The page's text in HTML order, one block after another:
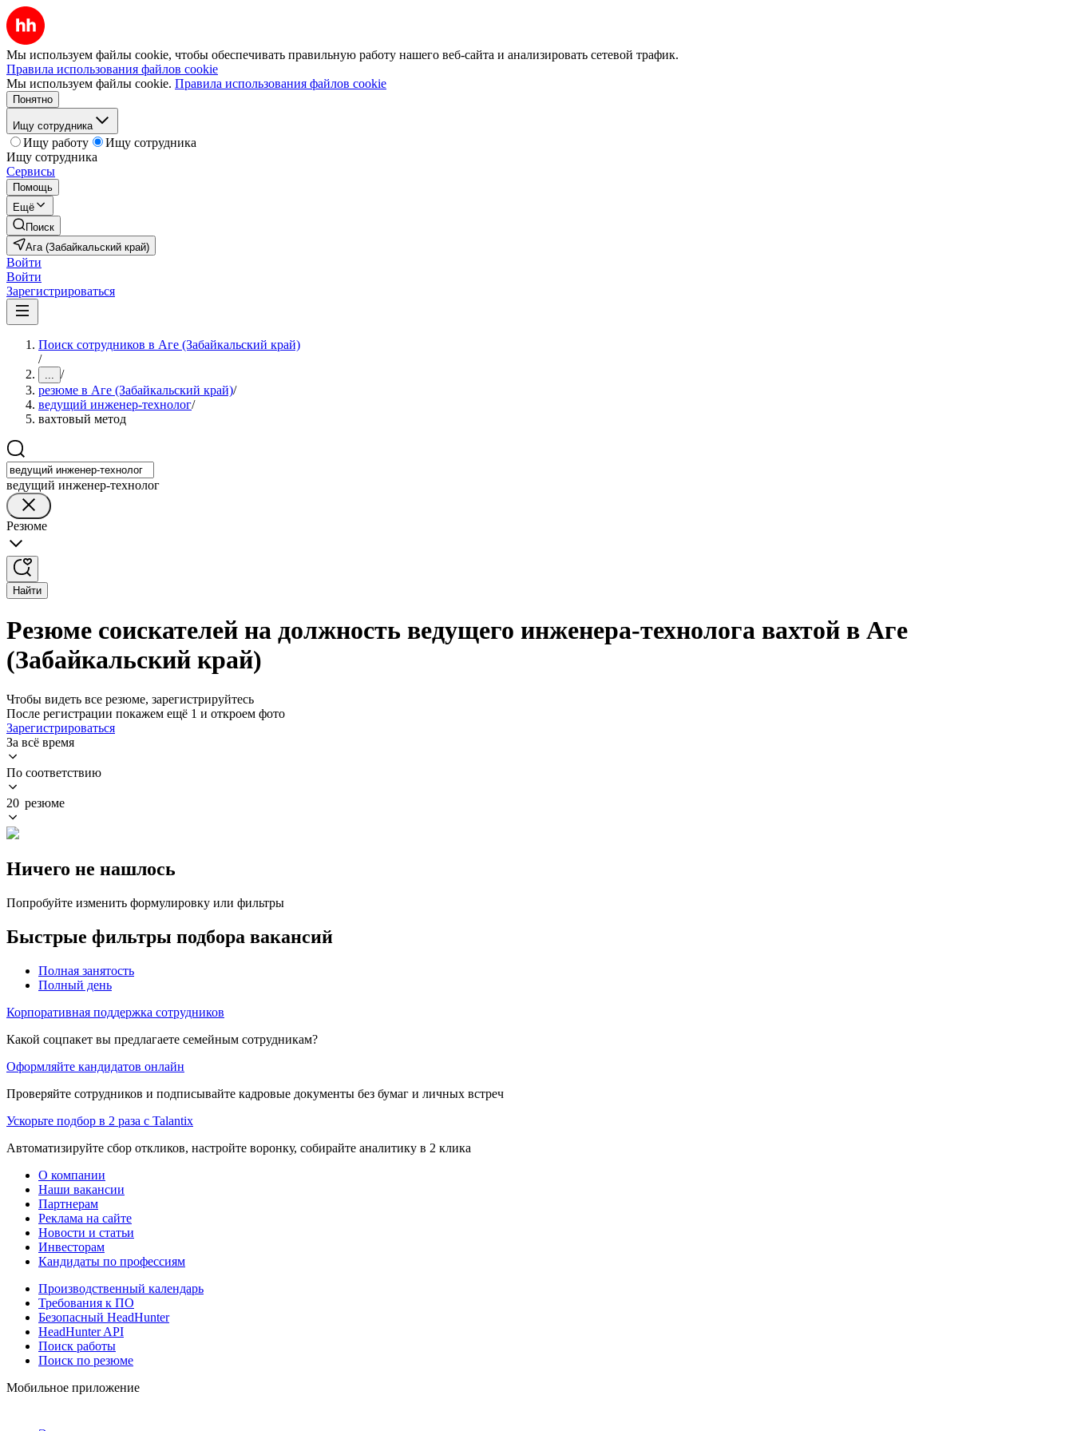
Мы используем файлы cookie, чтобы обеспечивать правильную работу нашего веб-сайта и анализировать сетевой трафик.
Правила использования файлов cookie
Мы используем файлы cookie. Правила использования файлов cookie
Понятно
Ищу сотрудника
Ищу работу
Ищу сотрудника
Ищу сотрудника
Сервисы
Помощь
Ещё
Поиск
Ага (Забайкальский край)
Войти
Войти
Зарегистрироваться
Поиск сотрудников в Аге (Забайкальский край)
/
... /
резюме в Аге (Забайкальский край)/
ведущий инженер-технолог/
вахтовый метод
ведущий инженер-технолог
Резюме
Найти
Резюме соискателей на должность ведущего инженера-технолога вахтой в Аге
(Забайкальский край)
Чтобы видеть все резюме, зарегистрируйтесь
После регистрации покажем ещё 1 и откроем фото
Зарегистрироваться
За всё время
По соответствию
20 резюме
Ничего не нашлось
Попробуйте изменить формулировку или фильтры
Быстрые фильтры подбора вакансий
Полная занятость
Полный день
Корпоративная поддержка сотрудников
Какой соцпакет вы предлагаете семейным сотрудникам?
Оформляйте кандидатов онлайн
Проверяйте сотрудников и подписывайте кадровые документы без бумаг и личных встреч
Ускорьте подбор в 2 раза с Talantix
Автоматизируйте сбор откликов, настройте воронку, собирайте аналитику в 2 клика
О компании
Наши вакансии
Партнерам
Реклама на сайте
Новости и статьи
Инвесторам
Кандидаты по профессиям
Производственный календарь
Требования к ПО
Безопасный HeadHunter
HeadHunter API
Поиск работы
Поиск по резюме
Мобильное приложение